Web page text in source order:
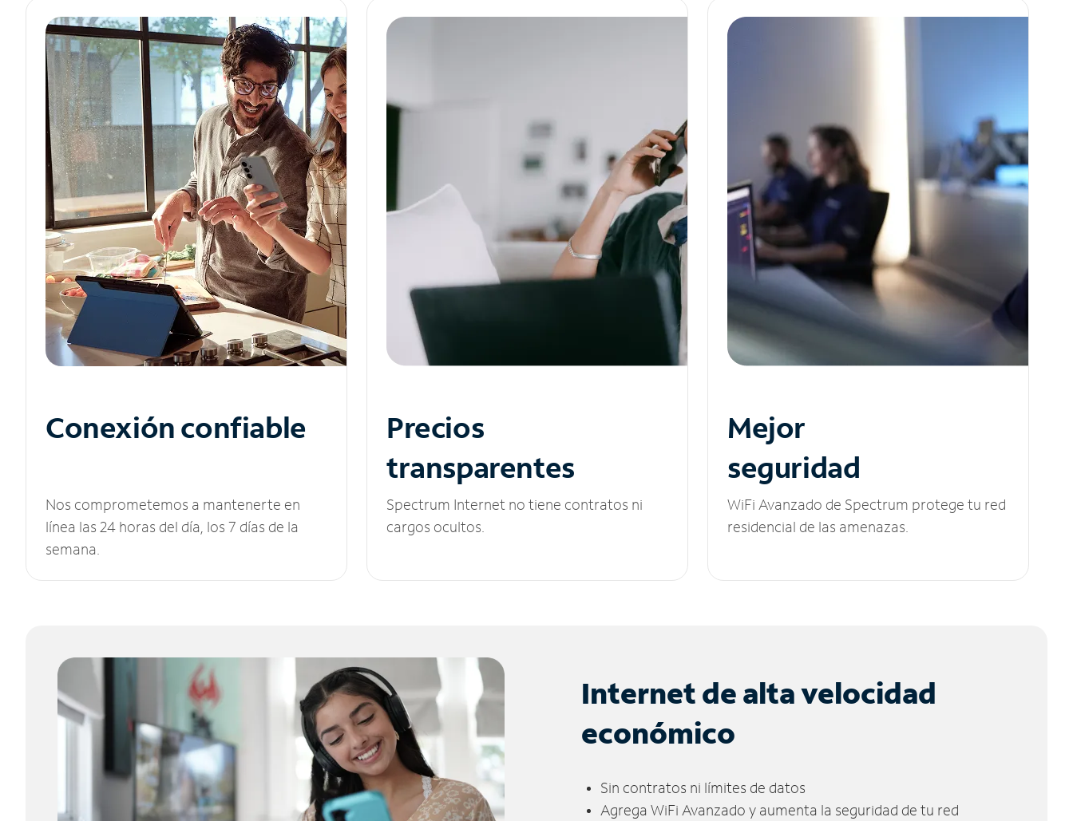
Conexión confiable
Nos comprometemos a mantenerte en
línea las 24 horas del día, los 7 días de la
semana.
Precios
transparentes
Spectrum Internet no tiene contratos ni
cargos ocultos.
Mejor
seguridad
WiFi Avanzado de Spectrum protege tu red
residencial de las amenazas.
Internet de alta velocidad
económico
Sin contratos ni límites de datos
Agrega WiFi Avanzado y aumenta la seguridad de tu red